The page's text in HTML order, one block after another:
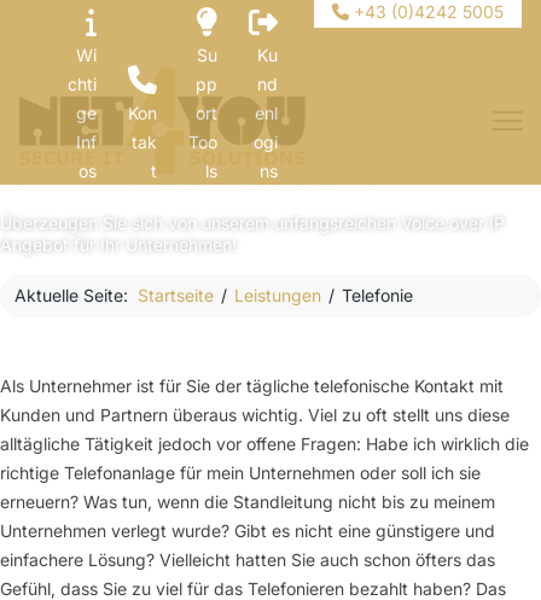
Wi
chti
ge
Inf
os
Kon
tak
t
Su
pp
ort
Too
ls
Ku
nd
enl
ogi
ns
+43 (0)4242 5005
Mit unseren Telefonlösungen erreichen Sie Ihre
Kunden einfach, günstig und überall!
Überzeugen Sie sich von unserem unfangsreichen Voice over IP
Angebot für Ihr Unternehmen!
Aktuelle Seite: Startseite Leistungen Telefonie
Als Unternehmer ist für Sie der tägliche telefonische Kontakt mit
Kunden und Partnern überaus wichtig. Viel zu oft stellt uns diese
alltägliche Tätigkeit jedoch vor offene Fragen: Habe ich wirklich die
richtige Telefonanlage für mein Unternehmen oder soll ich sie
erneuern? Was tun, wenn die Standleitung nicht bis zu meinem
Unternehmen verlegt wurde? Gibt es nicht eine günstigere und
einfachere Lösung? Vielleicht hatten Sie auch schon öfters das
Gefühl, dass Sie zu viel für das Telefonieren bezahlt haben? Das